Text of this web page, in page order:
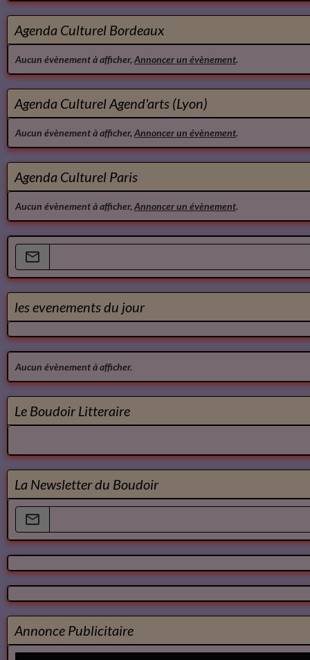
Agenda Culturel Bordeaux
Aucun évènement à afficher,Annoncer un évènement.
Agenda Culturel Agend'arts (Lyon)
Aucun évènement à afficher,Annoncer un évènement.
Agenda Culturel Paris
Aucun évènement à afficher,Annoncer un évènement.
les evenements du jour
Aucun évènement à afficher.
Le Boudoir Litteraire
La Newsletter du Boudoir
Annonce Publicitaire